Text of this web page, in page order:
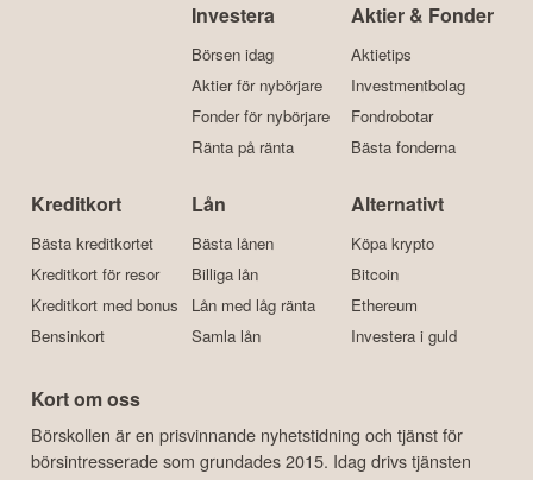
Investera
Börsen idag
Aktier för nybörjare
Fonder för nybörjare
Ränta på ränta
Aktier & Fonder
Aktietips
Investmentbolag
Fondrobotar
Bästa fonderna
Kreditkort
Bästa kreditkortet
Kreditkort för resor
Kreditkort med bonus
Bensinkort
Lån
Bästa lånen
Billiga lån
Lån med låg ränta
Samla lån
Alternativt
Köpa krypto
Bitcoin
Ethereum
Investera i guld
Kort om oss
Börskollen är en prisvinnande nyhetstidning och tjänst för
börsintresserade som grundades 2015. Idag drivs tjänsten